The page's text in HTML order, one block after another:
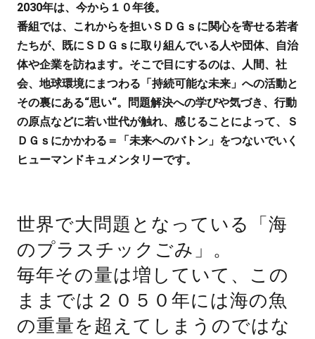
2030年は、今から１０年後。
番組では、これからを担いＳＤＧｓに関心を寄せる若者
たちが、既にＳＤＧｓに取り組んでいる人や団体、自治
体や企業を訪ねます。そこで目にするのは、人間、社
会、地球環境にまつわる「持続可能な未来」への活動と
その裏にある“思い“。問題解決への学びや気づき、行動
の原点などに若い世代が触れ、感じることによって、Ｓ
ＤＧｓにかかわる＝「未来へのバトン」をつないでいく
ヒューマンドキュメンタリーです。
世界で大問題となっている「海
のプラスチックごみ」。
毎年その量は増していて、この
ままでは２０５０年には海の魚
の重量を超えてしまうのではな